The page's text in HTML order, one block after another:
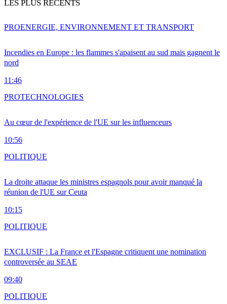
LES PLUS RÉCENTS
Incendies en Europe : les flammes s'apaisent au sud mais gagnent le
nord
11:46
PROENERGIE, ENVIRONNEMENT ET TRANSPORT
Au cœur de l'expérience de l'UE sur les influenceurs
10:56
PROTECHNOLOGIES
La droite attaque les ministres espagnols pour avoir manqué la
réunion de l'UE sur Ceuta
10:15
POLITIQUE
EXCLUSIF : La France et l'Espagne critiquent une nomination
controversée au SEAE
09:40
POLITIQUE
POLITIQUE